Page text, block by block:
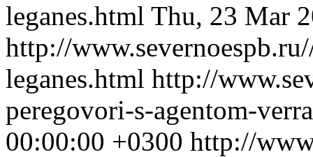
leganes.html Thu, 23 Mar
http://
leganes.html http://
peregovori-s-agentom-
00:00:00 +0300 http://